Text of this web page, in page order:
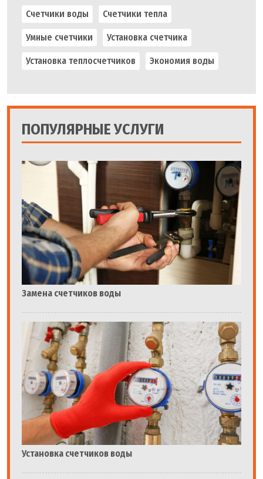
Счетчики воды Счетчики тепла
Умные счетчики Установка счетчика
Установка теплосчетчиков Экономия воды
ПОПУЛЯРНЫЕ УСЛУГИ
Замена счетчиков воды
Установка счетчиков воды